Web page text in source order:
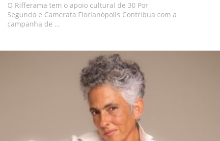
O Rifferama tem o apoio cultural de 30 Por
Segundo e Camerata Florianópolis Contribua com a
campanha de …